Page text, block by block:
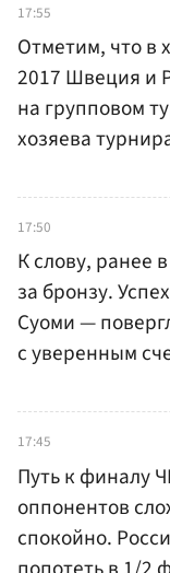
17:55
Отметим, что в
2017 Швеция и
на групповом
хозяева
17:50
К слову, ранее
за бронзу.
Суоми —
с уверенным
17:45
Путь к финалу
оппонентов
спокойно.